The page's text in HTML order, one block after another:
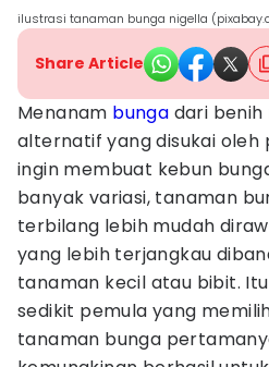
ilustrasi tanaman bunga nigella
Share Article
Menanam bunga dari benih
alternatif yang disukai oleh
ingin membuat kebun
banyak variasi, tanaman
terbilang lebih mudah
yang lebih terjangkau
tanaman kecil atau bibit.
sedikit pemula yang
tanaman bunga